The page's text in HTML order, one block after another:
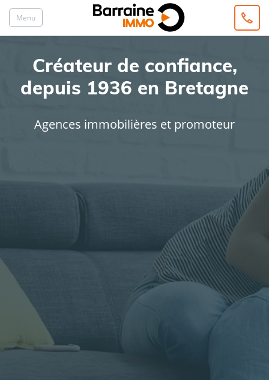
Menu
Créateur de confiance,
depuis 1936 en Bretagne
Agences immobilières et promoteur
Rayon